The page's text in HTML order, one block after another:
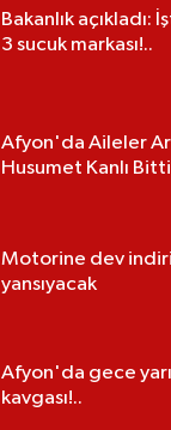
Bakanlık açıkladı:
3 sucuk markası!..
Afyon'da Aileler
Husumet Kanlı Bitti
Motorine dev
yansıyacak
Afyon'da gece
kavgası!..